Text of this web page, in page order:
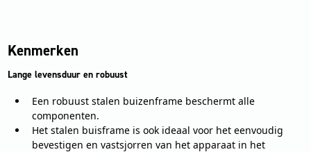
Kenmerken
Lange levensduur en robuust
Een robuust stalen buizenframe beschermt alle
componenten.
Het stalen buisframe is ook ideaal voor het eenvoudig
bevestigen en vastsjorren van het apparaat in het